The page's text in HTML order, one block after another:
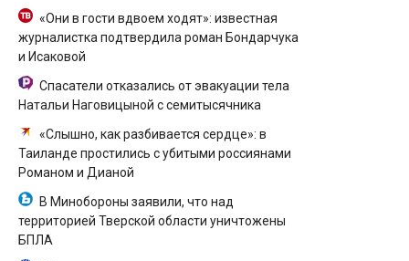
«Они в гости вдвоем ходят»: известная
журналистка подтвердила роман Бондарчука
и Исаковой
Спасатели отказались от эвакуации тела
Натальи Наговицыной с семитысячника
«Слышно, как разбивается сердце»: в
Таиланде простились с убитыми россиянами
Романом и Дианой
В Минобороны заявили, что над
территорией Тверской области уничтожены
БПЛА